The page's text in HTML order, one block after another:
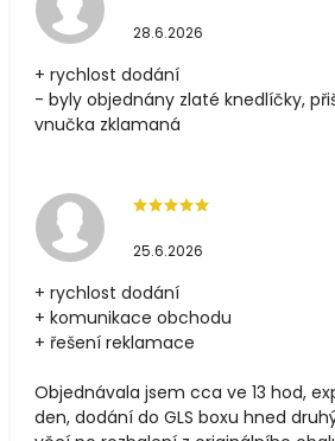
28.6.2026
+ rychlost dodání
- byly objednány zlaté knedlíčky,
vnučka zklamaná
25.6.2026
+ rychlost dodání
+ komunikace obchodu
+ řešení reklamace
Objednávala jsem cca ve 13 hod,
den, dodání do GLS boxu hned